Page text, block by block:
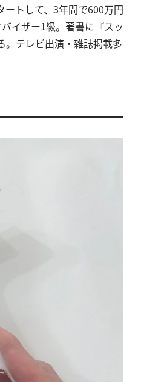
トして、3年間で600万円
イザー1級。著書に『スッ
。テレビ出演・雑誌掲載多